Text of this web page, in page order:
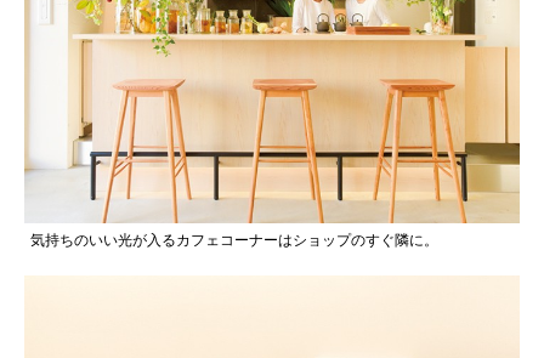
気持ちのいい光が入るカフェコーナーはショップのすぐ隣に。